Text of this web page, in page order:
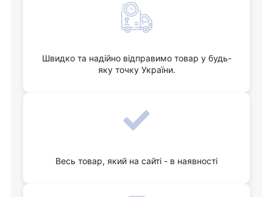
Швидко та надійно відправимо товар у будь-
яку точку України.
Весь товар, який на сайті - в наявності